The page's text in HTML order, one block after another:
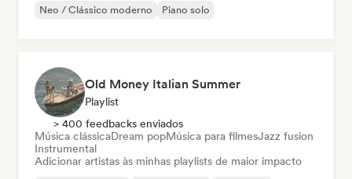
Neo / Clássico moderno
Piano solo
Old Money Italian Summer
Playlist
> 400 feedbacks enviados
Música clássicaDream popMúsica para filmesJazz fusion
Instrumental
Adicionar artistas às minhas playlists de maior impacto